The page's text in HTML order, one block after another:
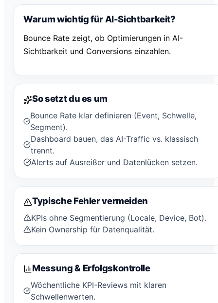
Warum wichtig für AI-Sichtbarkeit?
Bounce Rate zeigt, ob Optimierungen in AI-
Sichtbarkeit und Conversions einzahlen.
So setzt du es um
Bounce Rate klar definieren (Event, Schwelle,
Segment).
Dashboard bauen, das AI-Traffic vs. klassisch
trennt.
Alerts auf Ausreißer und Datenlücken setzen.
Typische Fehler vermeiden
KPIs ohne Segmentierung (Locale, Device, Bot).
Kein Ownership für Datenqualität.
Messung & Erfolgskontrolle
Wöchentliche KPI-Reviews mit klaren
Schwellenwerten.